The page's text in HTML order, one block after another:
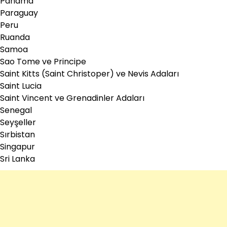
Paraguay
Peru
Ruanda
Samoa
Sao Tome ve Principe
Saint Kitts (Saint Christoper) ve Nevis Adaları
Saint Lucia
Saint Vincent ve Grenadinler Adaları
Senegal
Seyşeller
Sırbistan
Singapur
Sri Lanka